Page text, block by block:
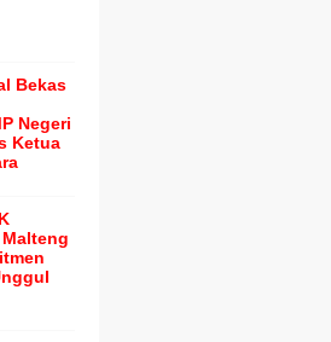
Bekas
Negeri
Ketua